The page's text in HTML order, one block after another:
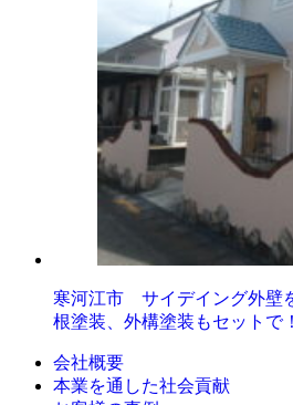
寒河江市 サイデイング外壁
根塗装、外構塗装もセットで！
会社概要
本業を通した社会貢献